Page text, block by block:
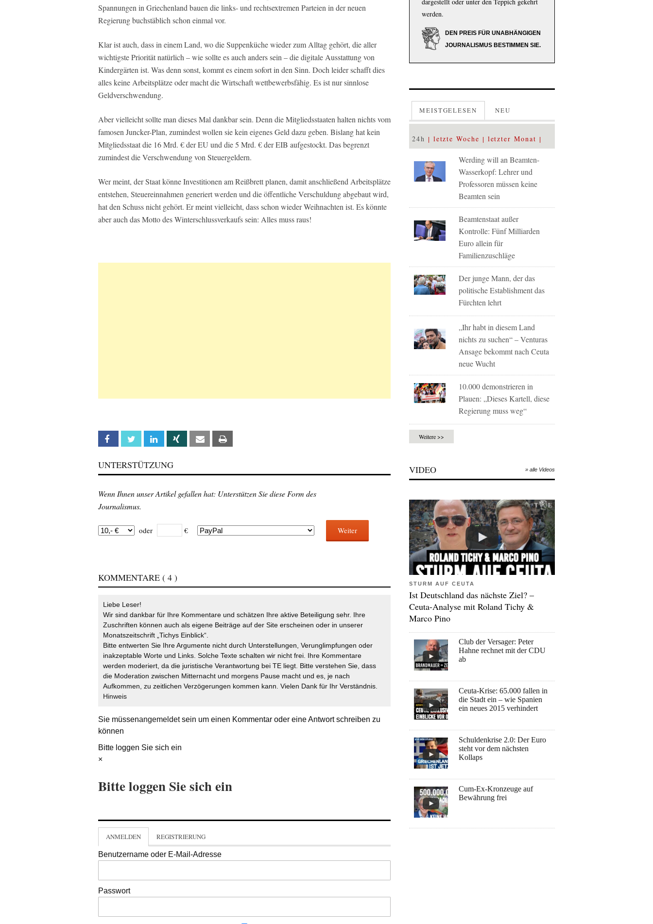
Spannungen in Griechenland bauen die links- und rechtsextremen Parteien in der neuen
Regierung buchstäblich schon einmal vor.
Klar ist auch, dass in einem Land, wo die Suppenküche wieder zum Alltag gehört, die aller
wichtigste Priorität natürlich – wie sollte es auch anders sein – die digitale Ausstattung von
Kindergärten ist. Was denn sonst, kommt es einem sofort in den Sinn. Doch leider schafft dies
alles keine Arbeitsplätze oder macht die Wirtschaft wettbewerbsfähig. Es ist nur sinnlose
Geldverschwendung.
Aber vielleicht sollte man dieses Mal dankbar sein. Denn die Mitgliedsstaaten halten nichts vom
famosen Juncker-Plan, zumindest wollen sie kein eigenes Geld dazu geben. Bislang hat kein
Mitgliedsstaat die 16 Mrd. € der EU und die 5 Mrd. € der EIB aufgestockt. Das begrenzt
zumindest die Verschwendung von Steuergeldern.
Wer meint, der Staat könne Investitionen am Reißbrett planen, damit anschließend Arbeitsplätze
entstehen, Steuereinnahmen generiert werden und die öffentliche Verschuldung abgebaut wird,
hat den Schuss nicht gehört. Er meint vielleicht, dass schon wieder Weihnachten ist. Es könnte
aber auch das Motto des Winterschlussverkaufs sein: Alles muss raus!
Facebook Twitter Linkedin Xing Email
UNTERSTÜTZUNG
Wenn Ihnen unser Artikel gefallen hat: Unterstützen Sie diese Form des
Journalismus.
oder € Weiter
KOMMENTARE ( 4 )
Liebe Leser!
Wir sind dankbar für Ihre Kommentare und schätzen Ihre aktive Beteiligung sehr. Ihre
Zuschriften können auch als eigene Beiträge auf der Site erscheinen oder in unserer
Monatszeitschrift „Tichys Einblick“.
Bitte entwerten Sie Ihre Argumente nicht durch Unterstellungen, Verunglimpfungen oder
inakzeptable Worte und Links. Solche Texte schalten wir nicht frei. Ihre Kommentare
werden moderiert, da die juristische Verantwortung bei TE liegt. Bitte verstehen Sie, dass
die Moderation zwischen Mitternacht und morgens Pause macht und es, je nach
Aufkommen, zu zeitlichen Verzögerungen kommen kann. Vielen Dank für Ihr Verständnis.
Hinweis
Sie müssenangemeldetsein um einen Kommentar oder eine Antwort schreiben zu
können
Bitte loggen Sie sich ein
×
Bitte loggen Sie sich ein
ANMELDEN REGISTRIERUNG
Benutzername oder E-Mail-Adresse
Passwort
werden.
DEN PREIS FÜR UNABHÄNGIGEN
JOURNALISMUS BESTIMMEN SIE.
MEISTGELESEN NEU
24h letzte Woche letzter Monat
Werding will an Beamten-
Wasserkopf: Lehrer und
Professoren müssen keine
Beamten sein
Beamtenstaat außer
Kontrolle: Fünf Milliarden
Euro allein für
Familienzuschläge
Der junge Mann, der das
politische Establishment das
Fürchten lehrt
„Ihr habt in diesem Land
nichts zu suchen“ – Venturas
Ansage bekommt nach Ceuta
neue Wucht
10.000 demonstrieren in
Plauen: „Dieses Kartell, diese
Regierung muss weg“
Weitere >>
VIDEO » alle Videos
STURM AUF CEUTA
Ist Deutschland das nächste Ziel? –
Ceuta-Analyse mit Roland Tichy &
Marco Pino
Club der Versager: Peter
Hahne rechnet mit der CDU
ab
Ceuta-Krise: 65.000 fallen in
die Stadt ein – wie Spanien
ein neues 2015 verhindert
Schuldenkrise 2.0: Der Euro
steht vor dem nächsten
Kollaps
Cum-Ex-Kronzeuge auf
Bewährung frei